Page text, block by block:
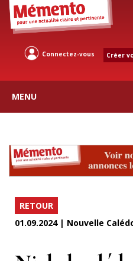
Connectez-vous Créer
MENU
RETOUR
01.09.2024 | Nouvelle